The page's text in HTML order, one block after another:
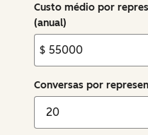
Custo médio por
(anual)
$
Conversas por